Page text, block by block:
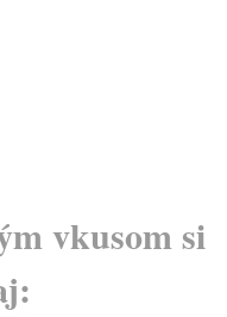
vkusom si